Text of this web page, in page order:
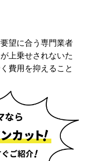
望に合う専門業者
上乗せされないた
費用を抑えること